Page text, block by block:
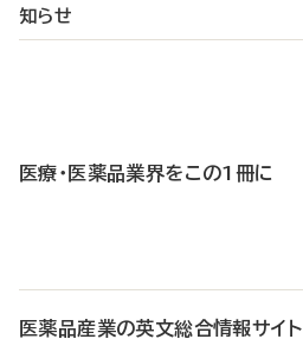
知らせ
医療・医薬品業界をこの1冊に
医薬品産業の英文総合情報サイト